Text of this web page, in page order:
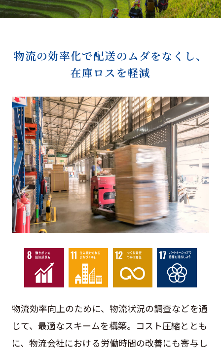
物流の効率化で配送のムダをなくし、
在庫ロスを軽減
物流効率向上のために、物流状況の調査などを通
じて、最適なスキームを構築。コスト圧縮ととも
に、物流会社における労働時間の改善にも寄与し